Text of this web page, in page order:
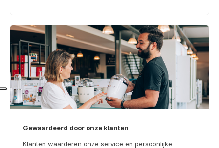
Gewaardeerd door onze klanten
Klanten waarderen onze service en persoonlijke